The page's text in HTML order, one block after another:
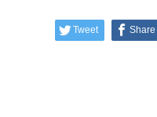
Tweet Share